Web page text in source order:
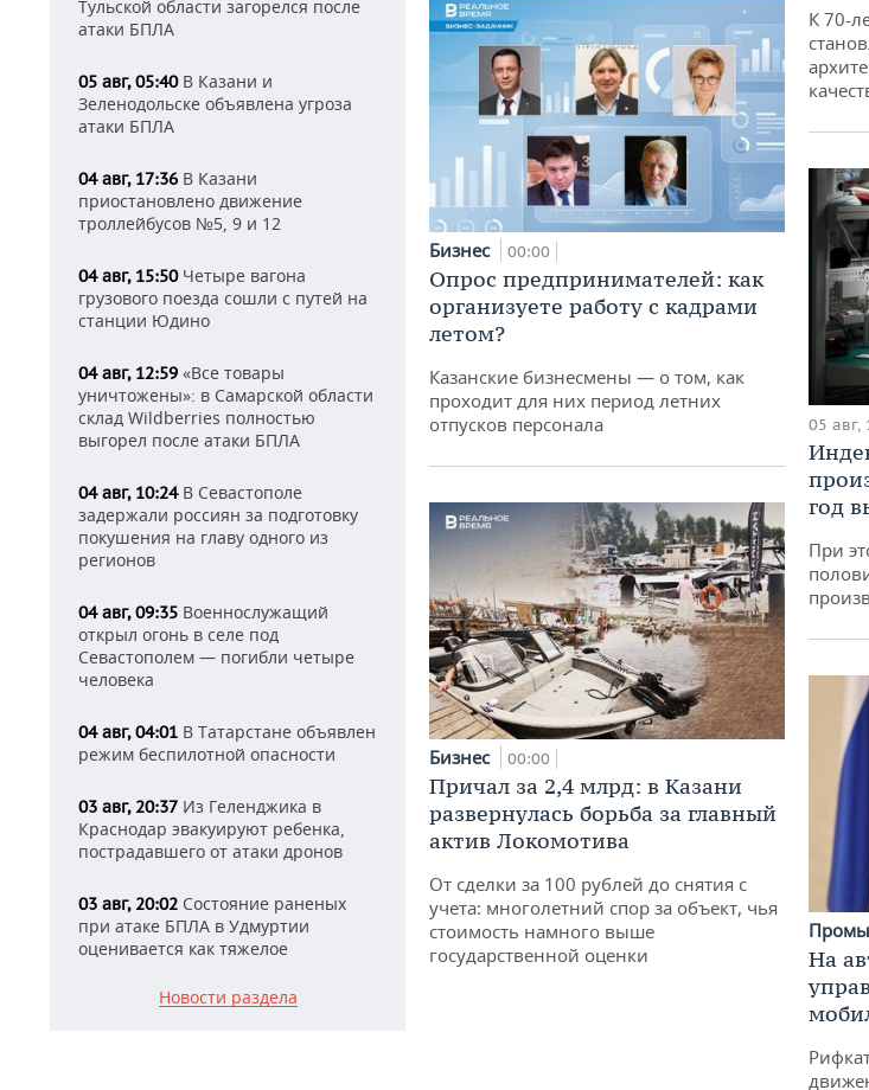
Тульской области загорелся после
атаки БПЛА
05 авг, 05:40В Казани и
Зеленодольске объявлена угроза
атаки БПЛА
04 авг, 17:36 В Казани
приостановлено движение
троллейбусов №5, 9 и 12
04 авг, 15:50Четыре вагона
грузового поезда сошли с путей на
станции Юдино
04 авг, 12:59 «Все товары
уничтожены»: в Самарской области
склад Wildberries полностью
выгорел после атаки БПЛА
04 авг, 10:24В Севастополе
задержали россиян за подготовку
покушения на главу одного из
регионов
04 авг, 09:35 Военнослужащий
открыл огонь в селе под
Севастополем — погибли четыре
человека
04 авг, 04:01 В Татарстане объявлен
режим беспилотной опасности
03 авг, 20:37 Из Геленджика в
Краснодар эвакуируют ребенка,
пострадавшего от атаки дронов
03 авг, 20:02 Состояние раненых
при атаке БПЛА в Удмуртии
оценивается как тяжелое
Новости раздела
Бизнес 00:00
Опрос предпринимателей: как
организуете работу с кадрами
летом?
Казанские бизнесмены — о том, как
проходит для них период летних
отпусков персонала
Бизнес 00:00
Причал за 2,4 млрд: в Казани
развернулась борьба за главный
актив Локомотива
От сделки за 100 рублей до снятия с
учета: многолетний спор за объект, чья
стоимость намного выше
государственной оценки
К 70-
05 авг,
год
При
На